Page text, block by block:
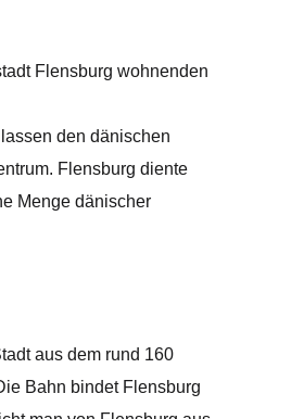
Flensburg wohnenden
den dänischen
Flensburg diente
Menge dänischer
aus dem rund 160
Bahn bindet Flensburg